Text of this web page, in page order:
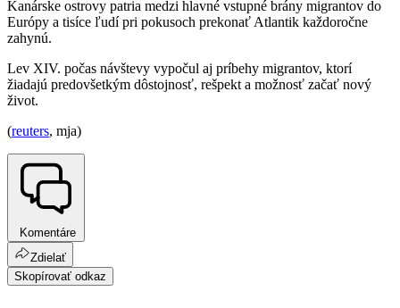
Kanárske ostrovy patria medzi hlavné vstupné brány migrantov do
Európy a tisíce ľudí pri pokusoch prekonať Atlantik každoročne
zahynú.
Lev XIV. počas návštevy vypočul aj príbehy migrantov, ktorí
žiadajú predovšetkým dôstojnosť, rešpekt a možnosť začať nový
život.
(reuters, mja)
Komentáre
Zdielať
Skopírovať odkaz